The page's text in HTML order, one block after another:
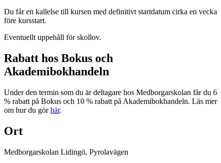
Du får en kallelse till kursen med definitivt startdatum cirka en vecka
före kursstart.
Eventuellt uppehåll för skollov.
Rabatt hos Bokus och
Akademibokhandeln
Under den termin som du är deltagare hos Medborgarskolan får du 6
% rabatt på Bokus och 10 % rabatt på Akademibokhandeln. Läs mer
om hur du görhär.
Ort
Medborgarskolan Lidingö, Pyrolavägen